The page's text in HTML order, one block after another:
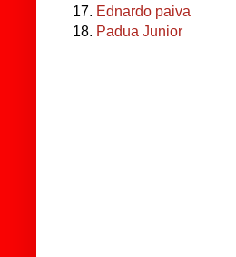
17. Ednardo paiva
18. Padua Junior